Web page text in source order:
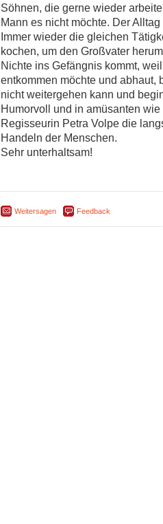
Söhnen, die gerne wieder
Mann es nicht möchte. Der
Immer wieder die gleichen
kochen, um den Großvater
Nichte ins Gefängnis kommt,
entkommen möchte und abhaut,
nicht weitergehen kann und
Humorvoll und in amüsanten
Regisseurin Petra Volpe die
Handeln der Menschen.
Sehr unterhaltsam!
Weitersagen Feedback